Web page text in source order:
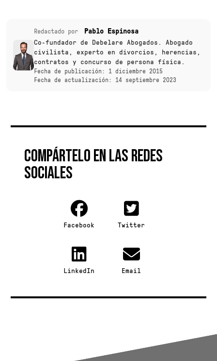
Redactado por Pablo Espinosa
Co-fundador de Debelare Abogados. Abogado
civilista, experto en divorcios, herencias,
contratos y concurso de persona física.
Fecha de publicación: 1 diciembre 2015
Fecha de actualización: 14 septiembre 2023
Compártelo en las redes
sociales
Facebook Twitter
LinkedIn Email